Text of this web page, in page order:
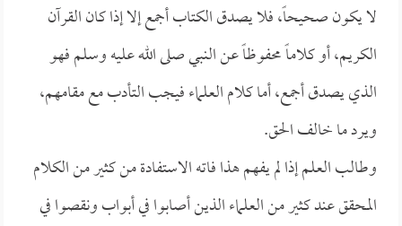
لا يكون صحيحاً، فلا يصدق الكتاب أجمع إلا إذا كان القرآن
الكريم، أو كلاماً محفوظاً عن النبي صلى الله عليه وسلم فهو
الذي يصدق أجمع، أما كلام العلماء فيجب التأدب مع مقامهم،
ويرد ما خالف الحق.
وطالب العلم إذا لم يفهم هذا فاته الاستفادة من كثير من الكلام
المحقق عند كثير من العلماء الذين أصابوا في أبواب ونقصوا في